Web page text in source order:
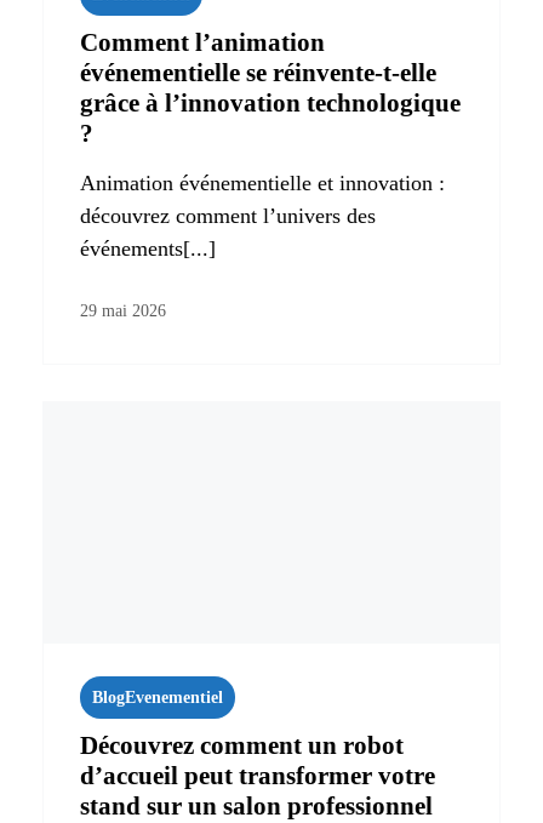
Comment l’animation
événementielle se réinvente-t-elle
grâce à l’innovation technologique
?
Animation événementielle et innovation :
découvrez comment l’univers des
événements[...]
29 mai 2026
BlogEvenementiel
Découvrez comment un robot
d’accueil peut transformer votre
stand sur un salon professionnel